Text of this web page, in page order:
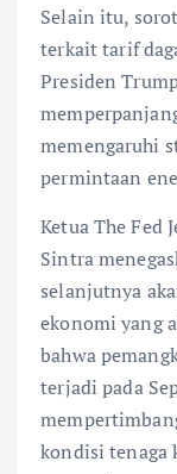
Selain itu,
terkait tarif
Presiden
memengaruhi
permintaan
Ketua The Fed
Sintra
selanjutnya
ekonomi yang
bahwa
terjadi pada
kondisi tenaga